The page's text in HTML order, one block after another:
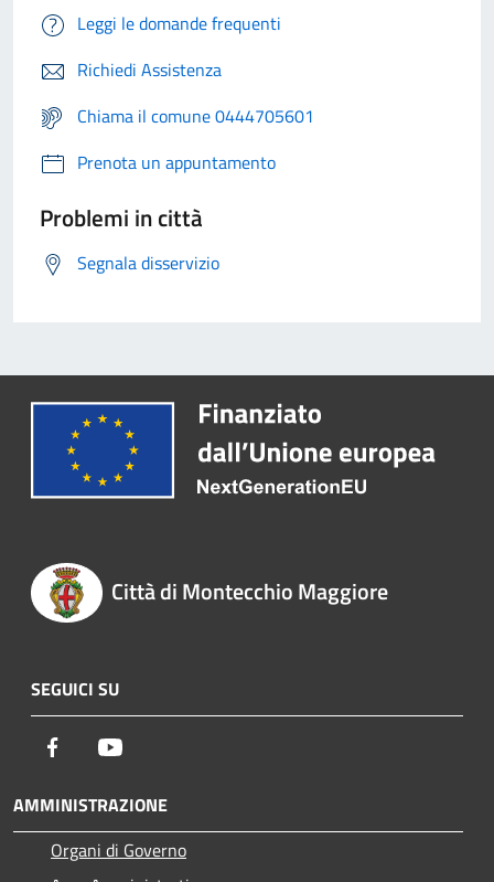
Leggi le domande frequenti
Richiedi Assistenza
Chiama il comune 0444705601
Prenota un appuntamento
Problemi in città
Segnala disservizio
Città di Montecchio Maggiore
SEGUICI SU
Facebook
AMMINISTRAZIONE
Organi di Governo